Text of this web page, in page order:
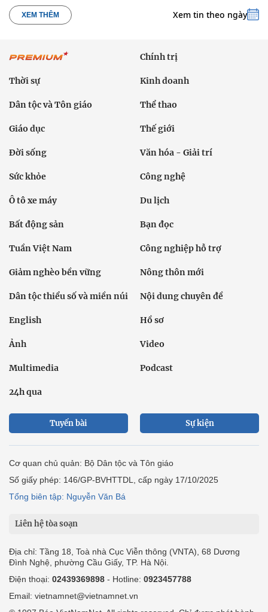
XEM THÊM Xem tin theo ngày
Chính trị
Thời sự Kinh doanh
Dân tộc và Tôn giáo Thể thao
Giáo dục Thế giới
Đời sống Văn hóa - Giải trí
Sức khỏe Công nghệ
Ô tô xe máy Du lịch
Bất động sản Bạn đọc
Tuần Việt Nam Công nghiệp hỗ trợ
Giảm nghèo bền vững Nông thôn mới
Dân tộc thiểu số và miền núi Nội dung chuyên đề
English Hồ sơ
Ảnh Video
Multimedia Podcast
24h qua
Tuyến bài Sự kiện
Cơ quan chủ quản: Bộ Dân tộc và Tôn giáo
Số giấy phép: 146/GP-BVHTTDL, cấp ngày 17/10/2025
Tổng biên tập: Nguyễn Văn Bá
Liên hệ tòa soạn
Địa chỉ: Tầng 18, Toà nhà Cục Viễn thông (VNTA), 68 Dương
Đình Nghệ, phường Cầu Giấy, TP. Hà Nội.
Điện thoại: 02439369898 - Hotline: 0923457788
Email: vietnamnet@vietnamnet.vn